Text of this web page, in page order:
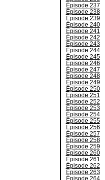
Épisode 237
Épisode 238
Épisode 239
Épisode 240
Épisode 241
Épisode 242
Épisode 243
Épisode 244
Épisode 245
Épisode 246
Épisode 247
Épisode 248
Épisode 249
Épisode 250
Épisode 251
Épisode 252
Épisode 253
Épisode 254
Épisode 255
Épisode 256
Épisode 257
Épisode 258
Épisode 259
Épisode 260
Épisode 261
Épisode 262
Épisode 263
Épisode 264